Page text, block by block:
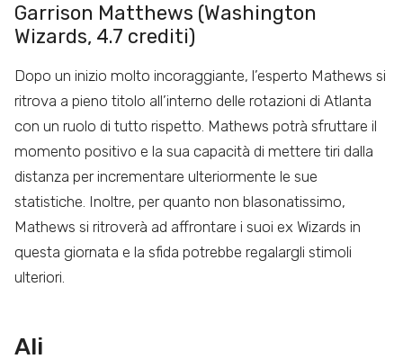
Garrison Matthews (Washington
Wizards, 4.7 crediti)
Dopo un inizio molto incoraggiante, l’esperto Mathews si
ritrova a pieno titolo all’interno delle rotazioni di Atlanta
con un ruolo di tutto rispetto. Mathews potrà sfruttare il
momento positivo e la sua capacità di mettere tiri dalla
distanza per incrementare ulteriormente le sue
statistiche. Inoltre, per quanto non blasonatissimo,
Mathews si ritroverà ad affrontare i suoi ex Wizards in
questa giornata e la sfida potrebbe regalargli stimoli
ulteriori.
Ali